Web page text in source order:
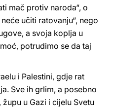
mač protiv naroda“, o
učiti ratovanju“, nego
a svoja koplja u
potrudimo se da taj
i Palestini, gdje rat
Sve ih grlim, a posebno
u Gazi i cijelu Svetu